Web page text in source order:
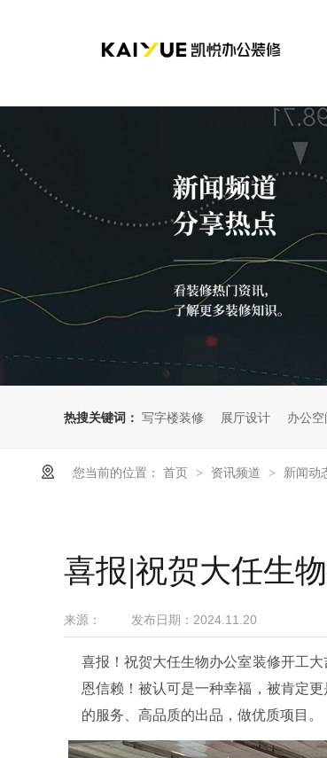
热搜关键词： 写字楼装修 展厅设计 办公
您当前的位置： 首页 > 资讯频道 > 新闻动
喜报|祝贺大任生
来源： 发布日期： 2024.11.20
喜报！祝贺大任生物办公室装修开工
恩信赖！被认可是一种幸福，被肯定更
的服务、高品质的出品，做优质项目。